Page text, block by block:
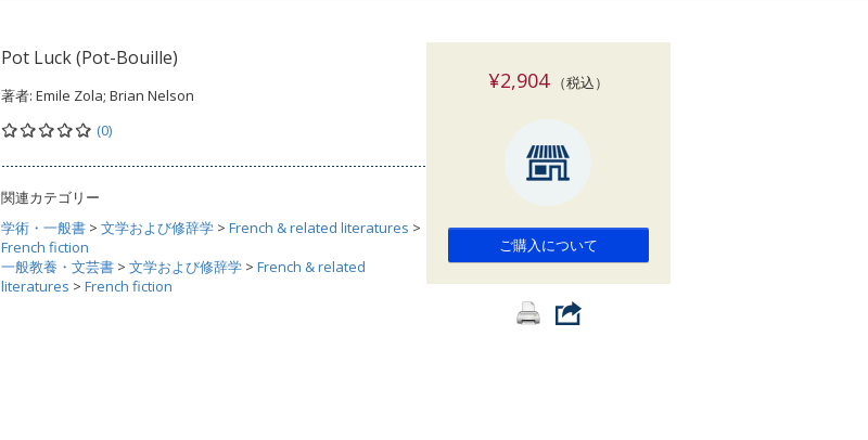
索
Pot Luck (Pot-Bouille)
著者: Emile Zola; Brian Nelson
(0)
関連カテゴリー
学術・一般書 > 文学および修辞学 > French & related literatures >
French fiction
一般教養・文芸書 > 文学および修辞学 > French & related
literatures > French fiction
¥2,904（税込）
ご購入について